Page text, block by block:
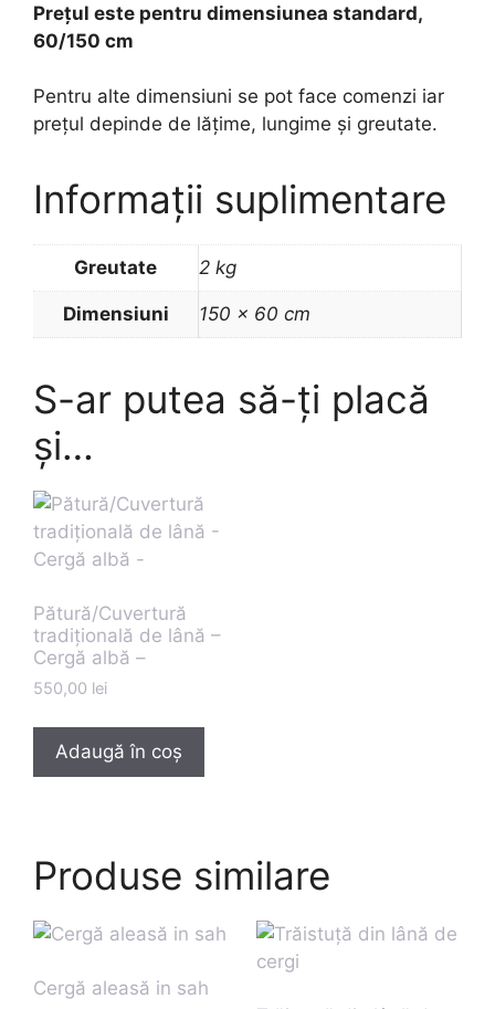
Prețul este pentru dimensiunea standard,
60/150 cm
Pentru alte dimensiuni se pot face comenzi iar
prețul depinde de lățime, lungime și greutate.
Informații suplimentare
Greutate 2 kg
Dimensiuni 150 × 60 cm
S-ar putea să-ți placă
și…
Pătură/Cuvertură
tradițională de lână –
Cergă albă –
550,00 lei
Adaugă în coș
Produse similare
Cergă aleasă in sah